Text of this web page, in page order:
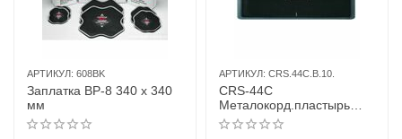
АРТИКУЛ: 608BK
Заплатка BP-8 340 х 340
мм
АРТИКУЛ: CRS.44C.B.10.
СRS-44C
Металокорд.пластырь
10шт 130*340